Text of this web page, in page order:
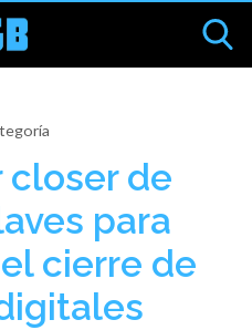
closer de
para
cierre de